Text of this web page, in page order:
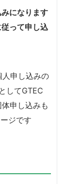
になります
って申し込
人申し込みの
してGTEC
申し込みも
ジです